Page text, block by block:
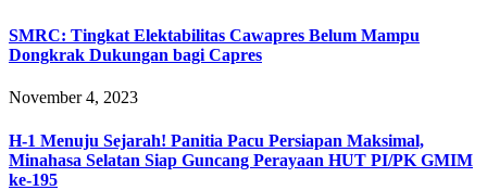
SMRC: Tingkat Elektabilitas Cawapres Belum Mampu
Dongkrak Dukungan bagi Capres
November 4, 2023
H-1 Menuju Sejarah! Panitia Pacu Persiapan Maksimal,
Minahasa Selatan Siap Guncang Perayaan HUT PI/PK GMIM
ke-195‎‎